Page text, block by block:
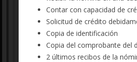
Contar con capacidad de
Solicitud de crédito
Copia de identificación
Copia del comprobante del
2 últimos recibos de la